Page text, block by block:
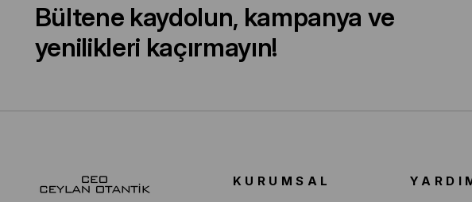
Bültene kaydolun, kampanya ve
yenilikleri kaçırmayın!
KURUMSAL